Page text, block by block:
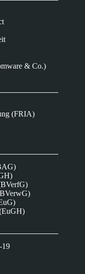
& Co.)
(FRIA)
19